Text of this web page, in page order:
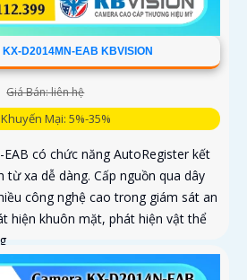
D2014MN-EAB KBVISION
Giá Bán: liên hệ
Mại: 5%-35%
có chức năng AutoRegister kết
từ xa dễ dàng. Cấp nguồn qua dây
công nghệ cao trong giám sát an
hiện khuôn mặt, phát hiện vật thể